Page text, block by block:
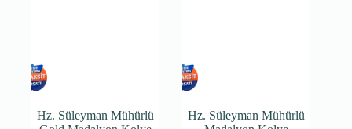
Hz. Süleyman Mühürlü
Hz. Süleyman Mühürlü